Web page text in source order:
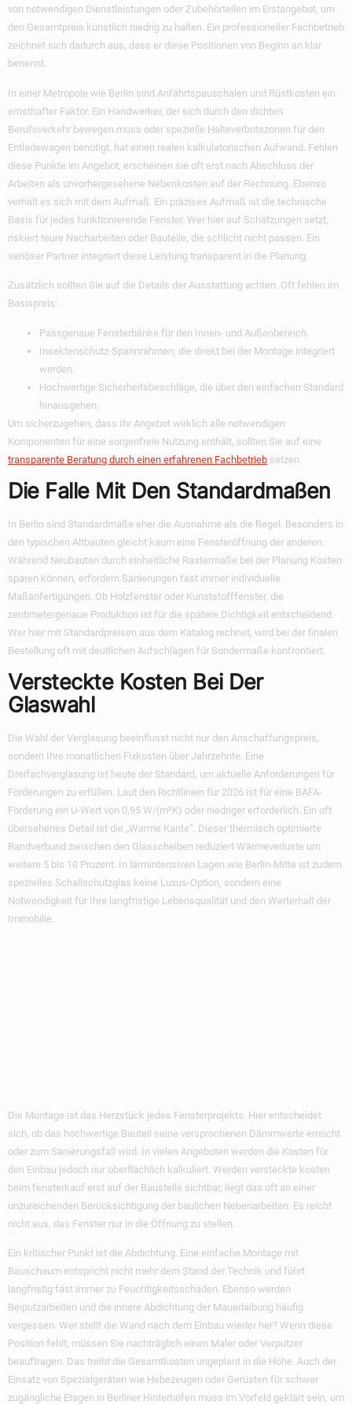
von notwendigen Dienstleistungen oder Zubehörteilen im Erstangebot, um
den Gesamtpreis künstlich niedrig zu halten. Ein professioneller Fachbetrieb
zeichnet sich dadurch aus, dass er diese Positionen von Beginn an klar
benennt.
In einer Metropole wie Berlin sind Anfahrtspauschalen und Rüstkosten ein
ernsthafter Faktor. Ein Handwerker, der sich durch den dichten
Berufsverkehr bewegen muss oder spezielle Halteverbotszonen für den
Entladewagen benötigt, hat einen realen kalkulatorischen Aufwand. Fehlen
diese Punkte im Angebot, erscheinen sie oft erst nach Abschluss der
Arbeiten als unvorhergesehene Nebenkosten auf der Rechnung. Ebenso
verhält es sich mit dem Aufmaß. Ein präzises Aufmaß ist die technische
Basis für jedes funktionierende Fenster. Wer hier auf Schätzungen setzt,
riskiert teure Nacharbeiten oder Bauteile, die schlicht nicht passen. Ein
seriöser Partner integriert diese Leistung transparent in die Planung.
Zusätzlich sollten Sie auf die Details der Ausstattung achten. Oft fehlen im
Basispreis:
Passgenaue Fensterbänke für den Innen- und Außenbereich.
Insektenschutz-Spannrahmen, die direkt bei der Montage integriert
werden.
Hochwertige Sicherheitsbeschläge, die über den einfachen Standard
hinausgehen.
Um sicherzugehen, dass Ihr Angebot wirklich alle notwendigen
Komponenten für eine sorgenfreie Nutzung enthält, sollten Sie auf eine
transparente Beratung durch einen erfahrenen Fachbetrieb setzen.
Die Falle Mit Den Standardmaßen
In Berlin sind Standardmaße eher die Ausnahme als die Regel. Besonders in
den typischen Altbauten gleicht kaum eine Fensteröffnung der anderen.
Während Neubauten durch einheitliche Rastermaße bei der Planung Kosten
sparen können, erfordern Sanierungen fast immer individuelle
Maßanfertigungen. Ob Holzfenster oder Kunststofffenster, die
zentimetergenaue Produktion ist für die spätere Dichtigkeit entscheidend.
Wer hier mit Standardpreisen aus dem Katalog rechnet, wird bei der finalen
Bestellung oft mit deutlichen Aufschlägen für Sondermaße konfrontiert.
Versteckte Kosten Bei Der
Glaswahl
Die Wahl der Verglasung beeinflusst nicht nur den Anschaffungspreis,
sondern Ihre monatlichen Fixkosten über Jahrzehnte. Eine
Dreifachverglasung ist heute der Standard, um aktuelle Anforderungen für
Förderungen zu erfüllen. Laut den Richtlinien für 2026 ist für eine BAFA-
Förderung ein U-Wert von 0,95 W/(m²K) oder niedriger erforderlich. Ein oft
übersehenes Detail ist die „Warme Kante“. Dieser thermisch optimierte
Randverbund zwischen den Glasscheiben reduziert Wärmeverluste um
weitere 5 bis 10 Prozent. In lärmintensiven Lagen wie Berlin-Mitte ist zudem
spezielles Schallschutzglas keine Luxus-Option, sondern eine
Notwendigkeit für Ihre langfristige Lebensqualität und den Werterhalt der
Immobilie.
Die Montage ist das Herzstück jedes Fensterprojekts. Hier entscheidet
sich, ob das hochwertige Bauteil seine versprochenen Dämmwerte erreicht
oder zum Sanierungsfall wird. In vielen Angeboten werden die Kosten für
den Einbau jedoch nur oberflächlich kalkuliert. Werden versteckte kosten
beim fensterkauf erst auf der Baustelle sichtbar, liegt das oft an einer
unzureichenden Berücksichtigung der baulichen Nebenarbeiten. Es reicht
nicht aus, das Fenster nur in die Öffnung zu stellen.
Ein kritischer Punkt ist die Abdichtung. Eine einfache Montage mit
Bauschaum entspricht nicht mehr dem Stand der Technik und führt
langfristig fast immer zu Feuchtigkeitsschäden. Ebenso werden
Beiputzarbeiten und die innere Abdichtung der Mauerlaibung häufig
vergessen. Wer stellt die Wand nach dem Einbau wieder her? Wenn diese
Position fehlt, müssen Sie nachträglich einen Maler oder Verputzer
beauftragen. Das treibt die Gesamtkosten ungeplant in die Höhe. Auch der
Einsatz von Spezialgeräten wie Hebezeugen oder Gerüsten für schwer
zugängliche Etagen in Berliner Hinterhöfen muss im Vorfeld geklärt sein, um